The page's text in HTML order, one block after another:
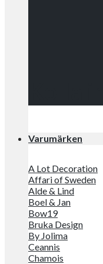
Varumärken
A Lot Decoration
Affari of Sweden
Alde & Lind
Boel & Jan
Bow19
Bruka Design
By Jolima
Ceannis
Chamois